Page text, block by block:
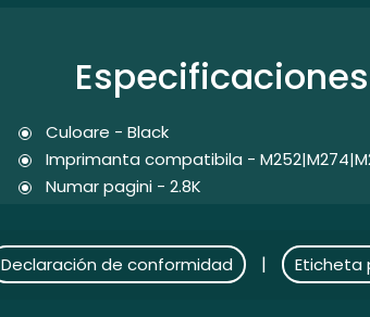
Especificaciones
Culoare - Black
Imprimanta compatibila -
Numar pagini - 2.8K
Declaración de conformidad | Eticheta